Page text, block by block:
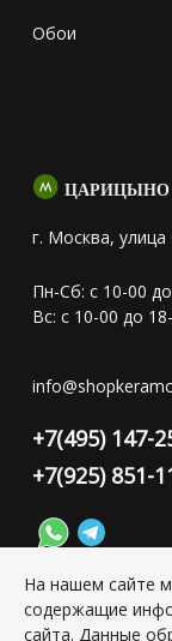
Обои
ЦАРИЦЫНО
г. Москва,
Пн-Сб: с 10-00
Вс: с 10-00 до
+7(495) 147-
+7(925) 851-
На нашем сайте
содержащие
сайта. Данные